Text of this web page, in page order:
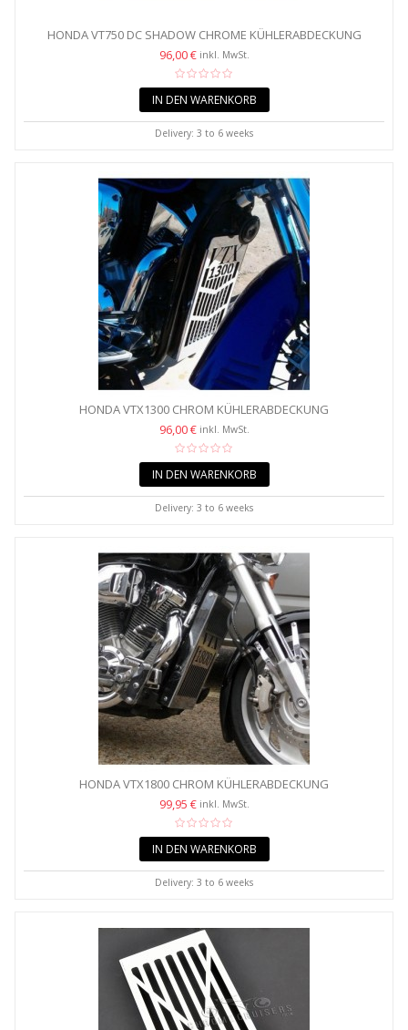
HONDA VT750 DC SHADOW CHROME KÜHLERABDECKUNG
96,00 € inkl. MwSt.
IN DEN WARENKORB
Delivery: 3 to 6 weeks
HONDA VTX1300 CHROM KÜHLERABDECKUNG
96,00 € inkl. MwSt.
IN DEN WARENKORB
Delivery: 3 to 6 weeks
HONDA VTX1800 CHROM KÜHLERABDECKUNG
99,95 € inkl. MwSt.
IN DEN WARENKORB
Delivery: 3 to 6 weeks